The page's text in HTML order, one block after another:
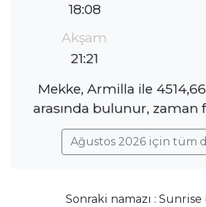
18:08
Akşam
21:21
Mekke, Armilla ile
arasında bulunur, zaman
Ağustos 2026 için tüm
Sonraki namazı : Sunrise